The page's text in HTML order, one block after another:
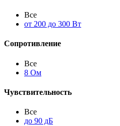
Все
от 200 до 300 Вт
Сопротивление
Все
8 Ом
Чувствительность
Все
до 90 дБ